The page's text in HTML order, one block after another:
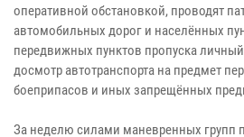
оперативной обстановкой, проводят
автомобильных дорог и населённых
передвижных пунктов пропуска
досмотр автотранспорта на предмет
боеприпасов и иных запрещённых
За неделю силами маневренных групп